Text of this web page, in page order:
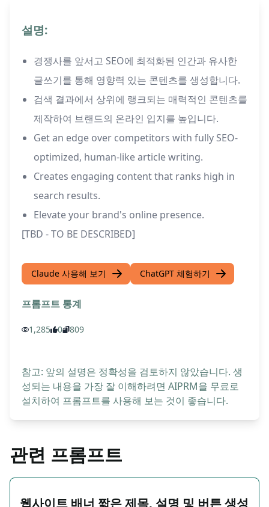
설명:
경쟁사를 앞서고 SEO에 최적화된 인간과 유사한
글쓰기를 통해 영향력 있는 콘텐츠를 생성합니다.
검색 결과에서 상위에 랭크되는 매력적인 콘텐츠를
제작하여 브랜드의 온라인 입지를 높입니다.
Get an edge over competitors with fully SEO-
optimized, human-like article writing.
Creates engaging content that ranks high in
search results.
Elevate your brand's online presence.
[TBD - TO BE DESCRIBED]
Claude 사용해 보기 ChatGPT 체험하기
프롬프트 통계
1,285 0 809
참고: 앞의 설명은 정확성을 검토하지 않았습니다. 생
성되는 내용을 가장 잘 이해하려면 AIPRM을 무료로
설치하여 프롬프트를 사용해 보는 것이 좋습니다.
관련 프롬프트
웹사이트 배너 짧은 제목, 설명 및 버튼 생성